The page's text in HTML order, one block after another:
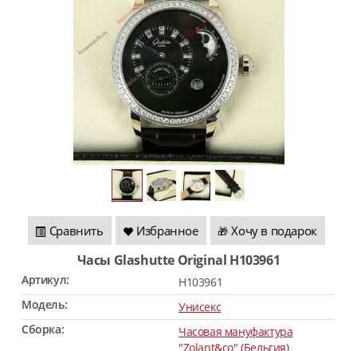
Сравнить Избранное 🎁 Хочу в подарок
Часы Glashutte Original H103961
Артикул:
H103961
Модель:
Унисекс
Сборка:
Часовая мануфактура
"Zolant&co" (Бельгия)